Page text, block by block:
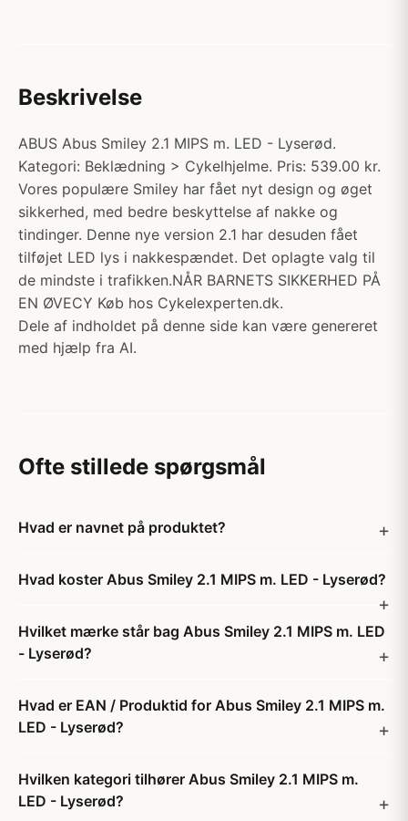
Beskrivelse
ABUS Abus Smiley 2.1 MIPS m. LED - Lyserød.
Kategori: Beklædning > Cykelhjelme. Pris: 539.00 kr.
Vores populære Smiley har fået nyt design og øget
sikkerhed, med bedre beskyttelse af nakke og
tindinger. Denne nye version 2.1 har desuden fået
tilføjet LED lys i nakkespændet. Det oplagte valg til
de mindste i trafikken.NÅR BARNETS SIKKERHED PÅ
EN ØVECY Køb hos Cykelexperten.dk.
Dele af indholdet på denne side kan være genereret
med hjælp fra AI.
Ofte stillede spørgsmål
Hvad er navnet på produktet?
Hvad koster Abus Smiley 2.1 MIPS m. LED - Lyserød?
Hvilket mærke står bag Abus Smiley 2.1 MIPS m. LED
- Lyserød?
Hvad er EAN / Produktid for Abus Smiley 2.1 MIPS m.
LED - Lyserød?
Hvilken kategori tilhører Abus Smiley 2.1 MIPS m.
LED - Lyserød?